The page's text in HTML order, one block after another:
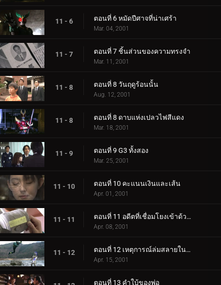
11 - 6 ตอนที่ 6 หมัดปีศาจที่น่าเศร้า
Mar. 04, 2001
11 - 7 ตอนที่ 7 ชิ้นส่วนของความทรงจำ
Mar. 11, 2001
11 - 8 ตอนที่ 8 วันฤดูร้อนนั้น
Aug. 12, 2001
11 - 8 ตอนที่ 8 ดาบแห่งเปลวไฟสีแดง
Mar. 18, 2001
11 - 9 ตอนที่ 9 G3 ทั้งสอง
Mar. 25, 2001
11 - 10 ตอนที่ 10 คะแนนเงินและเส้น
Apr. 01, 2001
11 - 11 ตอนที่ 11 อดีตที่เชื่อมโยงเข้าด้วยกัน
Apr. 08, 2001
11 - 12 ตอนที่ 12 เหตุการณ์ล่มสลายในทะเลสาบ!
Apr. 15, 2001
ตอนที่ 13 คำใบ้ของพ่อ